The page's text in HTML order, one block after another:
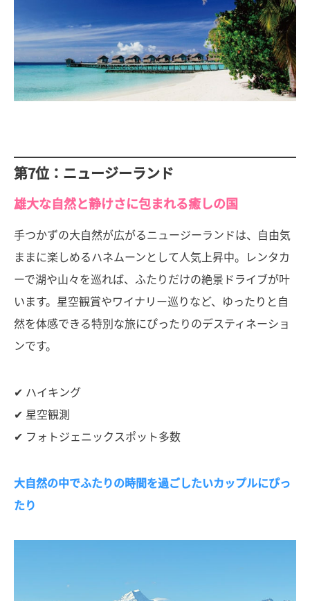
第7位：ニュージーランド
雄大な自然と静けさに包まれる癒しの国
手つかずの大自然が広がるニュージーランドは、自由気
ままに楽しめるハネムーンとして人気上昇中。レンタカ
ーで湖や山々を巡れば、ふたりだけの絶景ドライブが叶
います。星空観賞やワイナリー巡りなど、ゆったりと自
然を体感できる特別な旅にぴったりのデスティネーショ
ンです。
✔ ハイキング
✔ 星空観測
✔ フォトジェニックスポット多数
大自然の中でふたりの時間を過ごしたいカップルにぴっ
たり